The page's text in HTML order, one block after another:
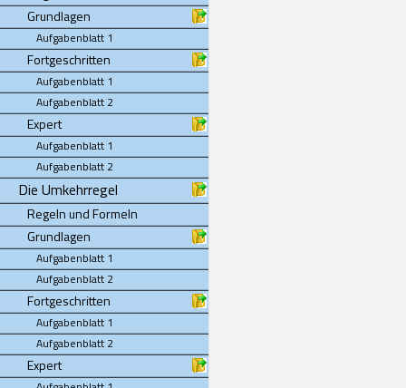
Grundlagen
Aufgabenblatt 1
Fortgeschritten
Aufgabenblatt 1
Aufgabenblatt 2
Expert
Aufgabenblatt 1
Aufgabenblatt 2
Die Umkehrregel
Regeln und Formeln
Grundlagen
Aufgabenblatt 1
Aufgabenblatt 2
Fortgeschritten
Aufgabenblatt 1
Aufgabenblatt 2
Expert